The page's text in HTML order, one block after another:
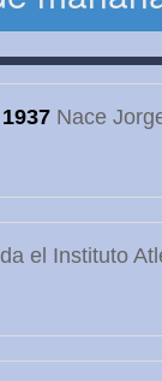
1937Nace
el Instituto